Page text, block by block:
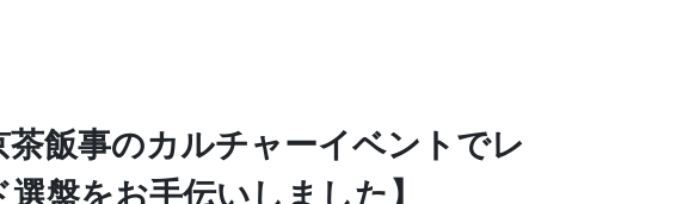
茶飯事のカルチャーイベントでレ
選盤をお手伝いしました】